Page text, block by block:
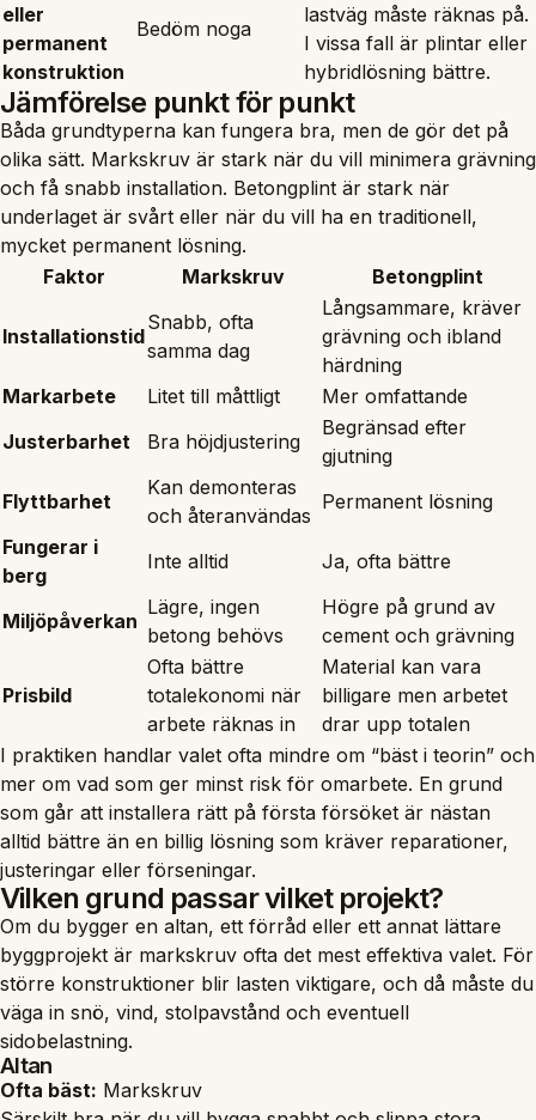
eller
permanent
konstruktion
Bedöm noga
lastväg måste räknas på.
I vissa fall är plintar eller
hybridlösning bättre.
Jämförelse punkt för punkt
Båda grundtyperna kan fungera bra, men de gör det på
olika sätt. Markskruv är stark när du vill minimera grävning
och få snabb installation. Betongplint är stark när
underlaget är svårt eller när du vill ha en traditionell,
mycket permanent lösning.
Faktor
Markskruv Betongplint
Installationstid
Snabb, ofta
samma dag
Långsammare, kräver
grävning och ibland
härdning
Markarbete
Litet till måttligt
Mer omfattande
Justerbarhet
Bra höjdjustering
Begränsad efter
gjutning
Flyttbarhet
Kan demonteras
och återanvändas
Permanent lösning
Fungerar i
berg
Inte alltid Ja, ofta bättre
Miljöpåverkan
Lägre, ingen
betong behövs
Högre på grund av
cement och grävning
Prisbild
Ofta bättre
totalekonomi när
arbete räknas in
Material kan vara
billigare men arbetet
drar upp totalen
I praktiken handlar valet ofta mindre om “bäst i teorin” och
mer om vad som ger minst risk för omarbete. En grund
som går att installera rätt på första försöket är nästan
alltid bättre än en billig lösning som kräver reparationer,
justeringar eller förseningar.
Vilken grund passar vilket projekt?
Om du bygger en altan, ett förråd eller ett annat lättare
byggprojekt är markskruv ofta det mest effektiva valet. För
större konstruktioner blir lasten viktigare, och då måste du
väga in snö, vind, stolpavstånd och eventuell
sidobelastning.
Altan
Ofta bäst: Markskruv